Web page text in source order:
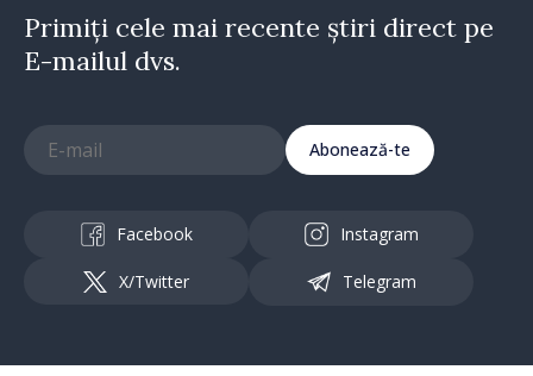
Primiți cele mai recente știri direct pe
E-mailul dvs.
Abonează-te
Facebook Instagram
X/Twitter Telegram